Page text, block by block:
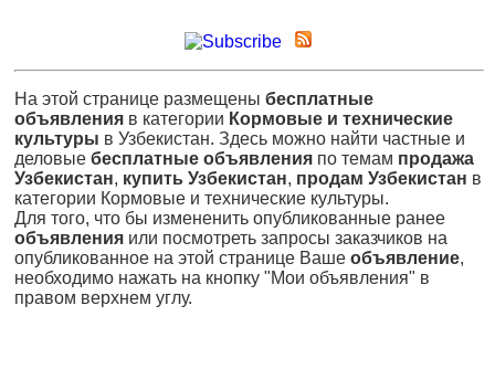
На этой странице размещены бесплатные
объявления в категории Кормовые и технические
культуры в Узбекистан. Здесь можно найти частные и
деловые бесплатные объявления по темам продажа
Узбекистан, купить Узбекистан, продам Узбекистан в
категории Кормовые и технические культуры.
Для того, что бы измененить опубликованные ранее
объявления или посмотреть запросы заказчиков на
опубликованное на этой странице Ваше объявление,
необходимо нажать на кнопку "Мои объявления" в
правом верхнем углу.